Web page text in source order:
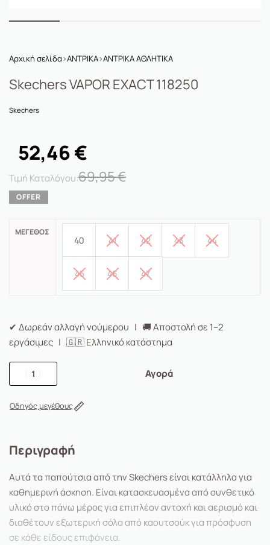
Αρχική σελίδα›ΑΝΤΡΙΚΑ›ΑΝΤΡΙΚΑ ΑΘΛΗΤΙΚΑ
Skechers VAPOR EXACT 118250
Skechers
69,95€
52,46€
ΜΈΓΕΘΟΣ
40 41 42 43 44
45 46 47
✔ Δωρεάν αλλαγή νούμερου | 🚚 Αποστολή σε 1–2
εργάσιμες | 🇬🇷 Ελληνικό κατάστημα
Αγορά
Οδηγός μεγέθους
Περιγραφή
Αυτά τα παπούτσια από την Skechers είναι κατάλληλα για
καθημερινή άσκηση. Είναι κατασκευασμένα από συνθετικό
υλικό στο πάνω μέρος για επιπλέον αντοχή και αερισμό και
διαθέτουν εξωτερική σόλα από καουτσούκ για πρόσφυση
σε κάθε είδους επιφάνεια.